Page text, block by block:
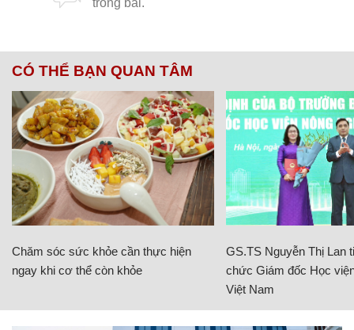
CÓ THỂ BẠN QUAN TÂM
Chăm sóc sức khỏe cần thực hiện
ngay khi cơ thể còn khỏe
GS.TS Nguyễn Thị Lan
chức Giám đốc Học
Việt Nam